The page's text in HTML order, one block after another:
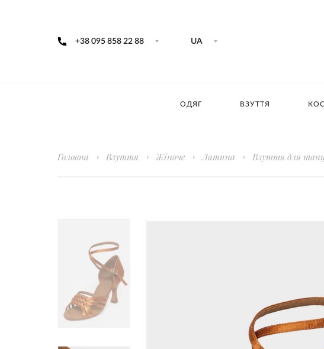
+38 095 858 22 88 UA
ОДЯГ ВЗУТТЯ
Головна Взуття Жіноче Латина Взуття для